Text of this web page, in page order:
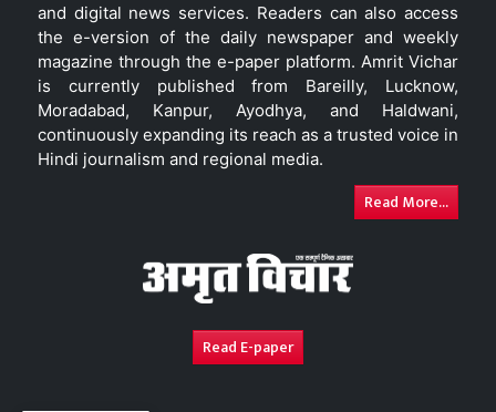
and digital news services. Readers can also access
the e-version of the daily newspaper and weekly
magazine through the e-paper platform. Amrit Vichar
is currently published from Bareilly, Lucknow,
Moradabad, Kanpur, Ayodhya, and Haldwani,
continuously expanding its reach as a trusted voice in
Hindi journalism and regional media.
Read More...
Read E-paper